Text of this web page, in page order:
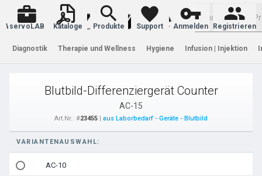
Warenkorb
servoLAB Kataloge Produkte Support Anmelden Registrieren
Diagnostik Therapie und Wellness Hygiene Infusion | Injektion
Blutbild-Differenziergerät Counter
AC-15
Art.Nr.: #23455 | aus Laborbedarf - Geräte - Blutbild
VARIANTENAUSWAHL:
AC-10